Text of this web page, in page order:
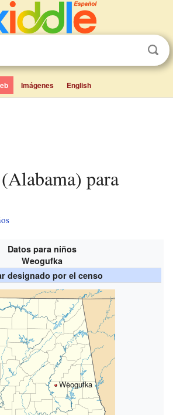
Imágenes English
Datos para niños
Weogufka
designado por el censo
Weogufka